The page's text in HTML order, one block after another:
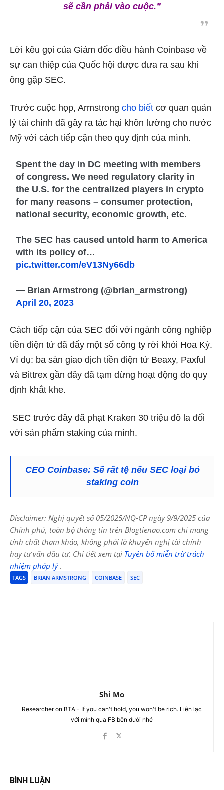
sẽ cần phải vào cuộc.”
Lời kêu gọi của Giám đốc điều hành Coinbase về
sự can thiệp của Quốc hội được đưa ra sau khi
ông gặp SEC.
Trước cuộc họp, Armstrong cho biết cơ quan quản
lý tài chính đã gây ra tác hại khôn lường cho nước
Mỹ với cách tiếp cận theo quy định của mình.
Spent the day in DC meeting with members
of congress. We need regulatory clarity in
the U.S. for the centralized players in crypto
for many reasons – consumer protection,
national security, economic growth, etc.
The SEC has caused untold harm to America
with its policy of…
pic.twitter.com/eV13Ny66db
— Brian Armstrong (@brian_armstrong)
April 20, 2023
Cách tiếp cận của SEC đối với ngành công nghiệp
tiền điện tử đã đẩy một số công ty rời khỏi Hoa Kỳ.
Ví dụ: ba sàn giao dịch tiền điện tử Beaxy, Paxful
và Bittrex gần đây đã tạm dừng hoạt động do quy
định khắt khe.
SEC trước đây đã phạt Kraken 30 triệu đô la đối
với sản phẩm staking của mình.
CEO Coinbase: Sẽ rất tệ nếu SEC loại bỏ
staking coin
Disclaimer: Nghị quyết số 05/2025/NQ-CP ngày 9/9/2025 của
Chính phủ, toàn bộ thông tin trên Blogtienao.com chỉ mang
tính chất tham khảo, không phải là khuyến nghị tài chính
hay tư vấn đầu tư. Chi tiết xem tại Tuyên bố miễn trừ trách
nhiệm pháp lý.
TAGS BRIAN ARMSTRONG COINBASE SEC
Shi Mo
Researcher on BTA - If you can't hold, you won't be rich. Liên lạc
với mình qua FB bên dưới nhé
BÌNH LUẬN